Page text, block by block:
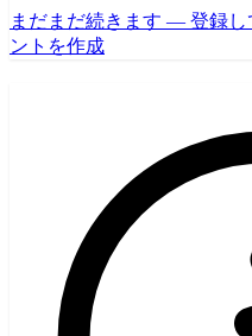
まだまだ続きます — 登録し
ントを作成